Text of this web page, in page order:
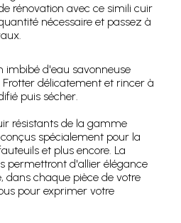
rénovation avec ce simili cuir
nécessaire et passez à
imbibé d'eau savonneuse
Frotter délicatement et rincer à
puis sécher.
résistants de la gamme
spécialement pour la
et plus encore. La
permettront d'allier élégance
dans chaque pièce de votre
pour exprimer votre